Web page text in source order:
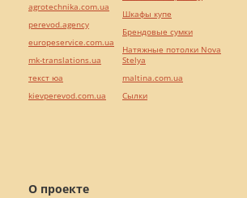
О проекте
agrotechnika.com.ua
perevod.agency
europeservice.com.ua
mk-translations.ua
текст юа
kievperevod.com.ua
Шкафы купе
Брендовые сумки
Натяжные потолки Nova
Stelya
maltina.com.ua
Cылки